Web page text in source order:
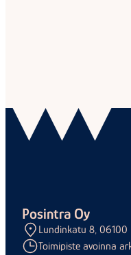
Posintra Oy
Lundinkatu 8, 06100
Toimipiste avoinna